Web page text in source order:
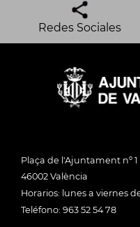
Redes Sociales
Plaça de l'Ajuntament nº 1
46002 València
Horarios: lunes a viernes
Teléfono: 963 52 54 78